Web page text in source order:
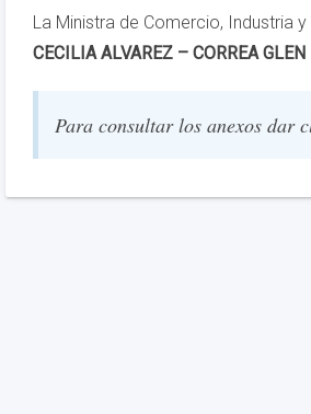
La Ministra de Comercio, Industria y
CECILIA ALVAREZ – CORREA GLEN
Para consultar los anexos dar